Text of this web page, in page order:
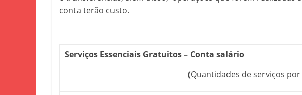
conta terão custo.
Serviços Essenciais Gratuitos – Conta salário
(Quantidades de serviços por